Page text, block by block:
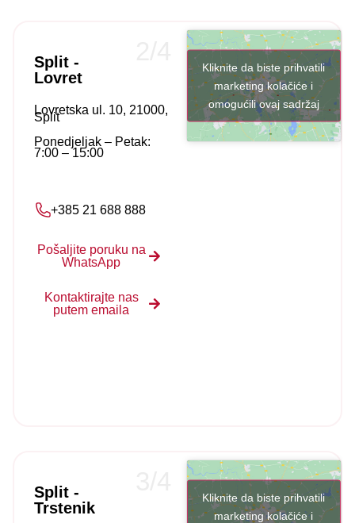
Split -
Lovret
Lovretska ul. 10, 21000,
Split
Ponedjeljak – Petak:
7:00 – 15:00
+385 21 688 888
Pošaljite poruku na
WhatsApp
Kontaktirajte nas
putem emaila
Kliknite da biste prihvatili
marketing kolačiće i
omogućili ovaj sadržaj
Split -
Trstenik
Kliknite da biste prihvatili
marketing kolačiće i